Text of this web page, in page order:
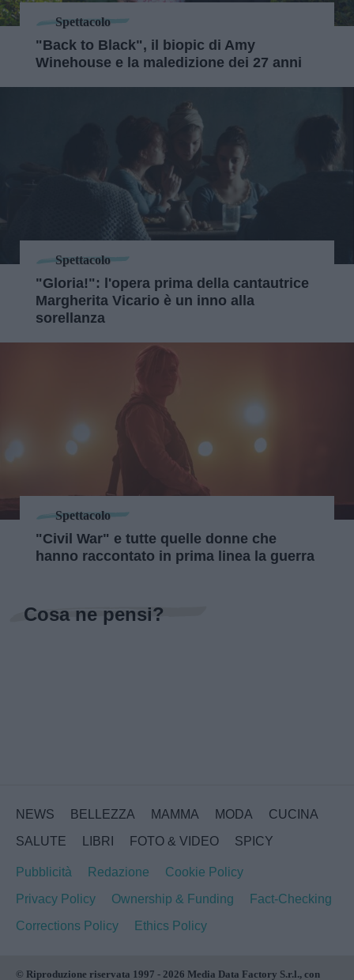
Spettacolo
"Back to Black", il biopic di Amy
Winehouse e la maledizione dei 27 anni
Spettacolo
"Gloria!": l'opera prima della cantautrice
Margherita Vicario è un inno alla
sorellanza
Spettacolo
"Civil War" e tutte quelle donne che
hanno raccontato in prima linea la guerra
Cosa ne pensi?
NEWS BELLEZZA MAMMA MODA
CUCINA
SALUTE
LIBRI FOTO & VIDEO SPICY
Pubblicità Redazione
Cookie Policy
Privacy Policy
Ownership & Funding
Fact-Checking
Corrections Policy
Ethics Policy
© Riproduzione riservata 1997 - 2026 Media Data Factory S.r.l., con